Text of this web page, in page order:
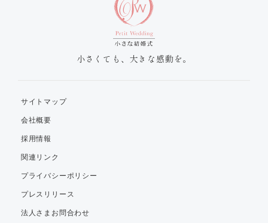
小さくても、大きな感動を。
サイトマップ
会社概要
採用情報
関連リンク
プライバシーポリシー
プレスリリース
法人さまお問合わせ